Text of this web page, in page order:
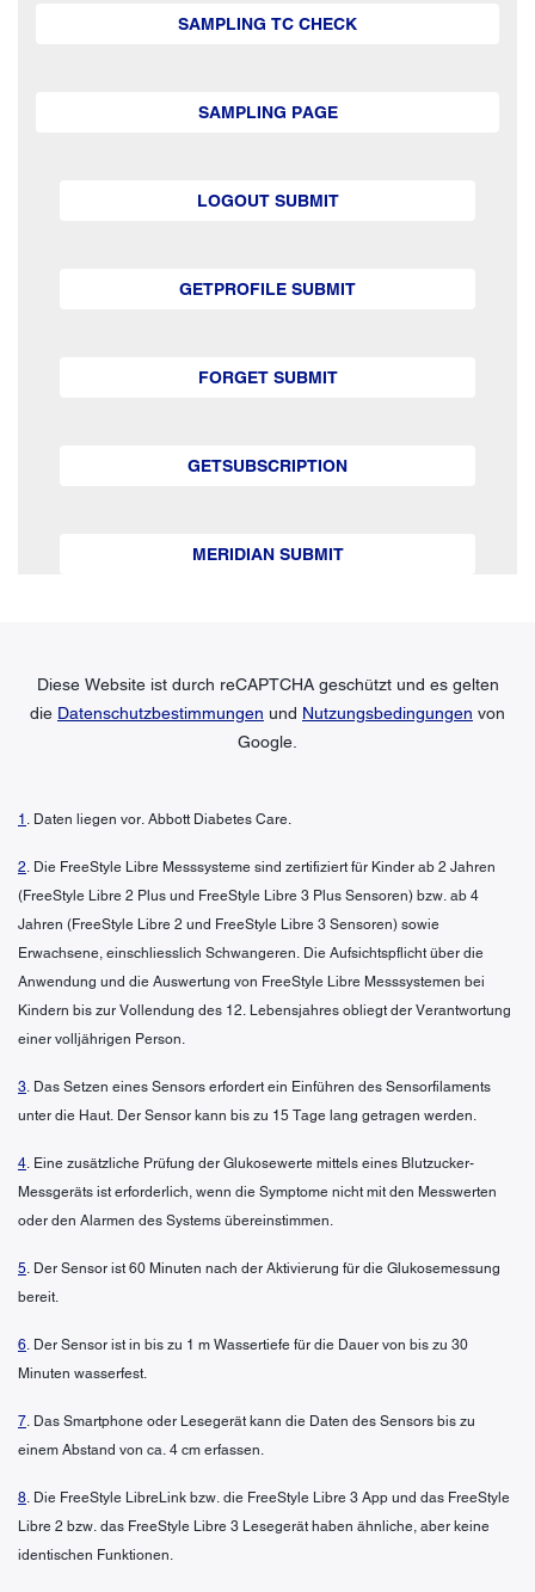
SAMPLING TC CHECK
SAMPLING PAGE
LOGOUT SUBMIT
GETPROFILE SUBMIT
FORGET SUBMIT
GETSUBSCRIPTION
MERIDIAN SUBMIT
Diese Website ist durch reCAPTCHA geschützt und es gelten
die Datenschutzbestimmungen und Nutzungsbedingungen von
Google.
1 . Daten liegen vor. Abbott Diabetes Care.
2. Die FreeStyle Libre Messsysteme sind zertifiziert für Kinder ab 2 Jahren
(FreeStyle Libre 2 Plus und FreeStyle Libre 3 Plus Sensoren) bzw. ab 4
Jahren (FreeStyle Libre 2 und FreeStyle Libre 3 Sensoren) sowie
Erwachsene, einschliesslich Schwangeren. Die Aufsichtspflicht über die
Anwendung und die Auswertung von FreeStyle Libre Messsystemen bei
Kindern bis zur Vollendung des 12. Lebensjahres obliegt der Verantwortung
einer volljährigen Person.
3. Das Setzen eines Sensors erfordert ein Einführen des Sensorfilaments
unter die Haut. Der Sensor kann bis zu 15 Tage lang getragen werden.
4. Eine zusätzliche Prüfung der Glukosewerte mittels eines Blutzucker-
Messgeräts ist erforderlich, wenn die Symptome nicht mit den Messwerten
oder den Alarmen des Systems übereinstimmen.
5. Der Sensor ist 60 Minuten nach der Aktivierung für die Glukosemessung
bereit.
6. Der Sensor ist in bis zu 1 m Wassertiefe für die Dauer von bis zu 30
Minuten wasserfest.
7. Das Smartphone oder Lesegerät kann die Daten des Sensors bis zu
einem Abstand von ca. 4 cm erfassen.
8. Die FreeStyle LibreLink bzw. die FreeStyle Libre 3 App und das FreeStyle
Libre 2 bzw. das FreeStyle Libre 3 Lesegerät haben ähnliche, aber keine
identischen Funktionen.